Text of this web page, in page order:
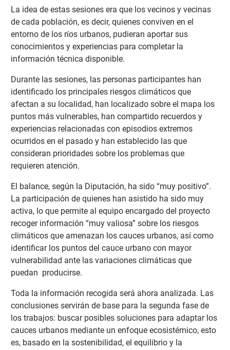
La idea de estas sesiones era que los vecinos y vecinas
de cada población, es decir, quienes conviven en el
entorno de los ríos urbanos, pudieran aportar sus
conocimientos y experiencias para completar la
información técnica disponible.
Durante las sesiones, las personas participantes han
identificado los principales riesgos climáticos que
afectan a su localidad, han localizado sobre el mapa los
puntos más vulnerables, han compartido recuerdos y
experiencias relacionadas con episodios extremos
ocurridos en el pasado y han establecido las que
consideran prioridades sobre los problemas que
requieren atención.
El balance, según la Diputación, ha sido “muy positivo”.
La participación de quienes han asistido ha sido muy
activa, lo que permite al equipo encargado del proyecto
recoger información “muy valiosa” sobre los riesgos
climáticos que amenazan los cauces urbanos, así como
identificar los puntos del cauce urbano con mayor
vulnerabilidad ante las variaciones climáticas que
puedan producirse.
Toda la información recogida será ahora analizada. Las
conclusiones servirán de base para la segunda fase de
los trabajos: buscar posibles soluciones para adaptar los
cauces urbanos mediante un enfoque ecosistémico, esto
es, basado en la sostenibilidad, el equilibrio y la